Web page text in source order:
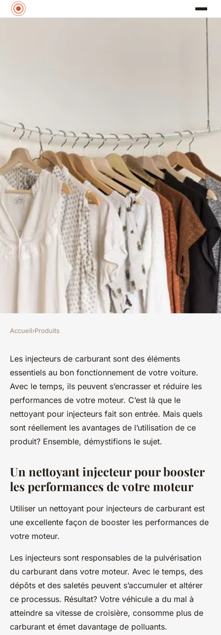
Quels sont les avantages de
l'utilisation d'un nettoyant
pour injecteurs de carburant ?
Elena•30 janvier 2024•3 min de lecture
Accueil›Produits
Les injecteurs de carburant sont des éléments
essentiels au bon fonctionnement de votre voiture.
Avec le temps, ils peuvent s’encrasser et réduire les
performances de votre moteur. C’est là que le
nettoyant pour injecteurs fait son entrée. Mais quels
sont réellement les avantages de l’utilisation de ce
produit? Ensemble, démystifions le sujet.
Un nettoyant injecteur pour booster
les performances de votre moteur
Utiliser un nettoyant pour injecteurs de carburant est
une excellente façon de booster les performances de
votre moteur.
Les injecteurs sont responsables de la pulvérisation
du carburant dans votre moteur. Avec le temps, des
dépôts et des saletés peuvent s’accumuler et altérer
ce processus. Résultat? Votre véhicule a du mal à
atteindre sa vitesse de croisière, consomme plus de
carburant et émet davantage de polluants.